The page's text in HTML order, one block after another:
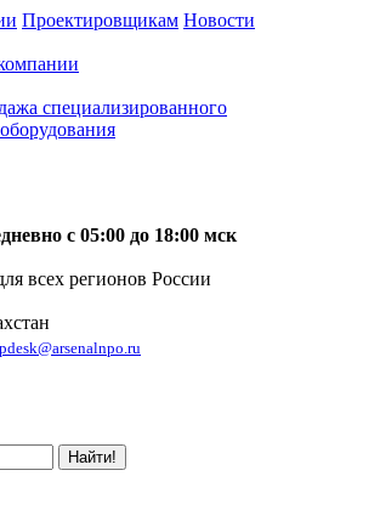
Проектировщикам Новости
специализированного
с 05:00 до 18:00 мск
всех регионов России
Найти!